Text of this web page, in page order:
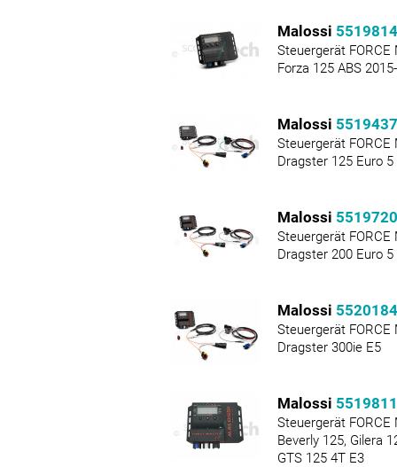
Malossi 5519814
Steuergerät FORCE
Forza 125 ABS
Malossi 5519437
Steuergerät FORCE
Dragster 125 Euro 5
Malossi 5519720
Steuergerät FORCE
Dragster 200 Euro 5
Malossi 5520184
Steuergerät FORCE
Dragster 300ie E5
Malossi 5519811
Steuergerät FORCE
Beverly 125, Gilera
GTS 125 4T E3